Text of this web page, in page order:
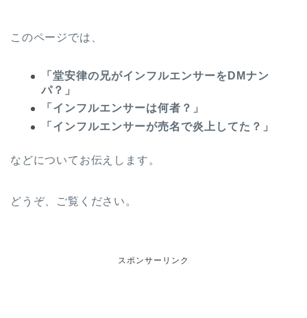
このページでは、
「堂安律の兄がインフルエンサーをDMナン
パ？」
「インフルエンサーは何者？」
「インフルエンサーが売名で炎上してた？」
などについてお伝えします。
どうぞ、ご覧ください。
スポンサーリンク